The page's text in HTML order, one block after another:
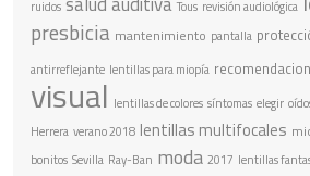
ruidos
Tous revisión audiológica
presbicia mantenimiento pantalla
antirreflejante lentillas para miopía
visual lentillas de colores síntomas elegir
Herrera verano 2018 lentillas multifocales
bonitos Sevilla Ray-Ban moda 2017 lentillas